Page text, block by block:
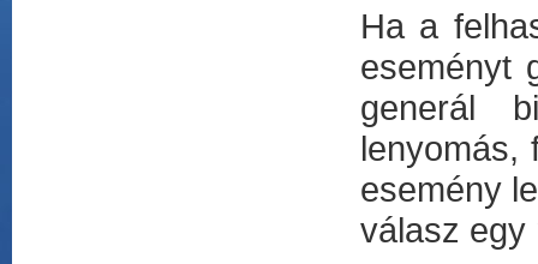
Ha a
eseményt
generál
lenyomás,
esemény
válasz egy